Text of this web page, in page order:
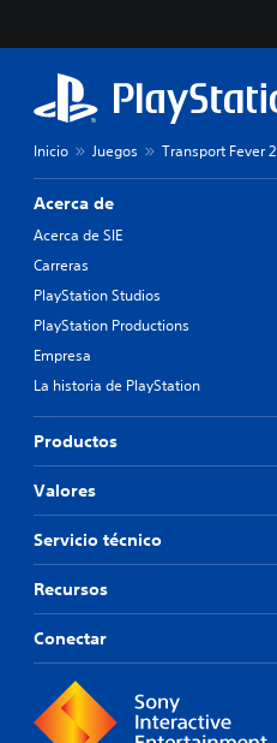
Inicio Juegos Transport Fever 2
Acerca de
Acerca de SIE
Carreras
PlayStation Studios
PlayStation Productions
Empresa
La historia de PlayStation
Productos
Valores
Servicio técnico
Recursos
Conectar